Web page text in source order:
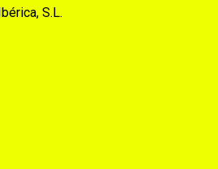
S.L.